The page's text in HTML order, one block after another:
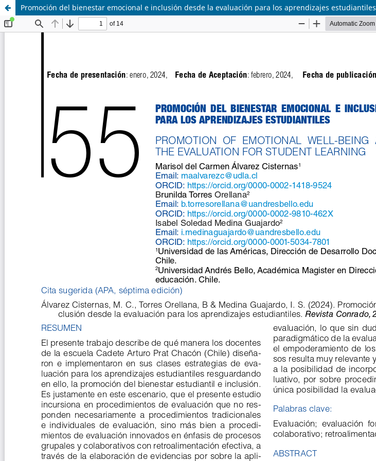
Promoción del bienestar emocional e inclusión desde la evaluación para los aprendizajes estudiantiles